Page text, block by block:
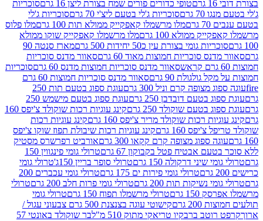
טופי כדורים פורים שמח בצורת ליצן 16 גרם
סוכריות
גרם
סוכריות ג'לי בטעם ליצ'י 70 גרם
סוכריות ג'לי
מלו מרשמלו קאפקייק ממולא תות 100 גרם
מלו פלוס
ממולא 100 גרם
מלו מרשמלו קאפקייק שוקו ממולא
גומי בצורת עין כ50 יחידות 500 גרם
מארז סנטה 90
סוכריות חמוצות מאוד 60 גרם
סאוור מדנס סוכריות
סאוור מדנס סוכריות חמוצות מדנס 60 גרם
סוכריות
גולגולת 90 גרם
סאוור מדנס סוכריות חמוצות 60 גרם
מצופה קרם וניל 300 גרם
עוגת ספוג בטעם תות 250
בטעם דובדבן 250 גרם
עוגת ספוג בטעם מישמש 250
בטעם שוקולד 250 גרם
קינג עוגיות רכות שוקולד צ'יפס 160
רכות שוקולד מריר צ'יפס 160 גרם
קינג עוגיות רכות
160 גרם
קינג עוגיות רכות שיבולת תפוז שוקו צ'יפס
ספוג מצופה קרם קקאו 300 גרם
אורביט רפרשרס מסטיק
אבטיח פטל בקבוקון 67 גרם
טרולי גומי פינגווין 150
שיני דרקולה 150 גרם
טרולי סופר בריין 150ג'
טרולי גומי
טרולי גומי פירות ים 175 גרם
טרולי גומי עכברים 200
נשיקות תות 200 גרם
טרולי גומי פרות חלב 200 גרם
טרולי
גרם
טרולי מרשמלו תפוח 150 גרם
טרולי גומי
גרם
קישוטי עוגה בצנצנת 500 גרם צבעוני עגול /
ברבקיו טריאקי מתוק 510 מ"ל
בר שוקולד באונטי 57